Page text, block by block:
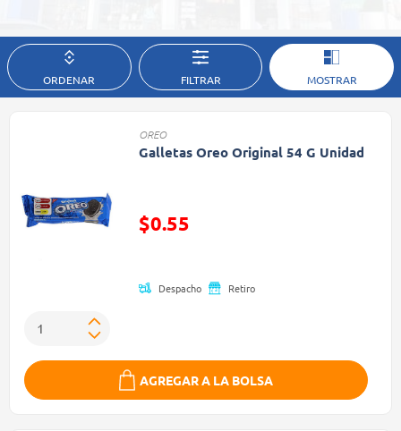
ORDENAR FILTRAR MOSTRAR
OREO
Galletas Oreo Original 54 G Unidad
Precio reducido de
$0.55
Despacho Retiro
AGREGAR A LA BOLSA